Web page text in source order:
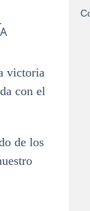
victoria
con el
de los